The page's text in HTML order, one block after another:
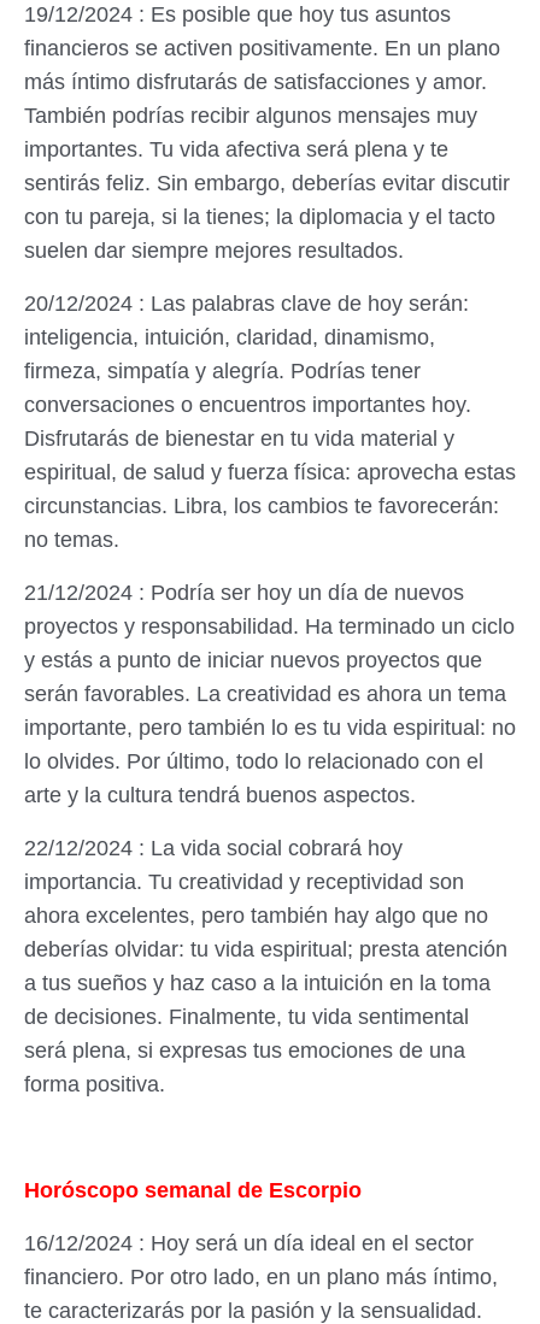
19/12/2024 : Es posible que hoy tus asuntos
financieros se activen positivamente. En un plano
más íntimo disfrutarás de satisfacciones y amor.
También podrías recibir algunos mensajes muy
importantes. Tu vida afectiva será plena y te
sentirás feliz. Sin embargo, deberías evitar discutir
con tu pareja, si la tienes; la diplomacia y el tacto
suelen dar siempre mejores resultados.
20/12/2024 : Las palabras clave de hoy serán:
inteligencia, intuición, claridad, dinamismo,
firmeza, simpatía y alegría. Podrías tener
conversaciones o encuentros importantes hoy.
Disfrutarás de bienestar en tu vida material y
espiritual, de salud y fuerza física: aprovecha estas
circunstancias. Libra, los cambios te favorecerán:
no temas.
21/12/2024 : Podría ser hoy un día de nuevos
proyectos y responsabilidad. Ha terminado un ciclo
y estás a punto de iniciar nuevos proyectos que
serán favorables. La creatividad es ahora un tema
importante, pero también lo es tu vida espiritual: no
lo olvides. Por último, todo lo relacionado con el
arte y la cultura tendrá buenos aspectos.
22/12/2024 : La vida social cobrará hoy
importancia. Tu creatividad y receptividad son
ahora excelentes, pero también hay algo que no
deberías olvidar: tu vida espiritual; presta atención
a tus sueños y haz caso a la intuición en la toma
de decisiones. Finalmente, tu vida sentimental
será plena, si expresas tus emociones de una
forma positiva.
Horóscopo semanal de Escorpio
16/12/2024 : Hoy será un día ideal en el sector
financiero. Por otro lado, en un plano más íntimo,
te caracterizarás por la pasión y la sensualidad.